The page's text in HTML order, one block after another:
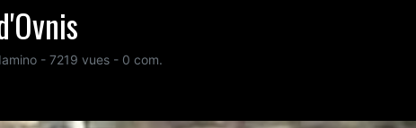
- 7219 vues - 0 com.